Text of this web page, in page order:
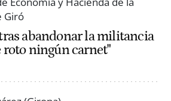
abandonar la militancia
roto ningún carnet"